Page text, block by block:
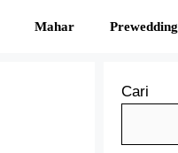
Mahar Prewedding
Cari